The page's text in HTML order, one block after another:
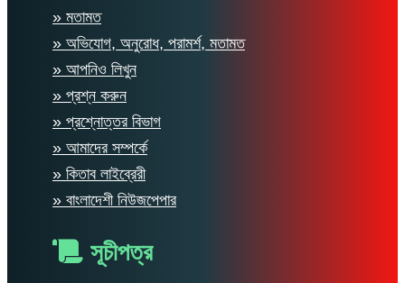
» মতামত
» অভিযোগ, অনুরোধ, পরামর্শ, মতামত
» আপনিও লিখুন
» প্রশ্ন করুন
» প্রশ্নোত্তর বিভাগ
» আমাদের সম্পর্কে
» কিতাব লাইব্রেরী
» বাংলাদেশী নিউজপেপার
সূচীপত্র